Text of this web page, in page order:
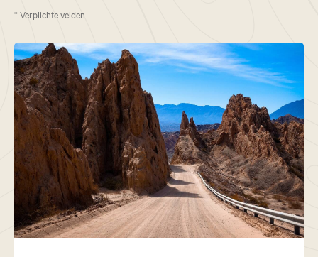
* Verplichte velden